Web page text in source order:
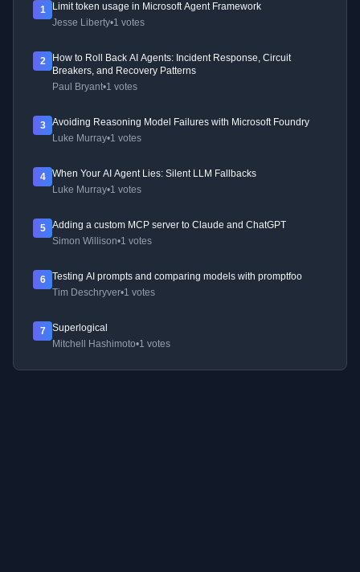
1
Limit token usage in Microsoft Agent Framework
Jesse Liberty•1 votes
2
How to Roll Back AI Agents: Incident Response, Circuit
Breakers, and Recovery Patterns
Paul Bryant•1 votes
3
Avoiding Reasoning Model Failures with Microsoft Foundry
Luke Murray•1 votes
4
When Your AI Agent Lies: Silent LLM Fallbacks
Luke Murray•1 votes
5
Adding a custom MCP server to Claude and ChatGPT
Simon Willison•1 votes
6
Testing AI prompts and comparing models with promptfoo
Tim Deschryver•1 votes
7
Superlogical
Mitchell Hashimoto•1 votes